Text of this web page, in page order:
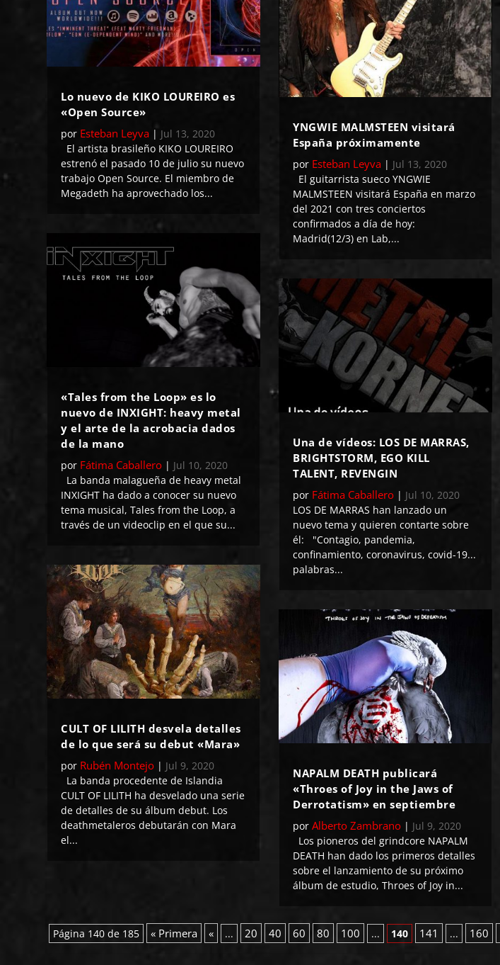
Lo nuevo de KIKO LOUREIRO es
«Open Source»
por Esteban Leyva | Jul 13, 2020
El artista brasileño KIKO LOUREIRO
estrenó el pasado 10 de julio su nuevo
trabajo Open Source. El miembro de
Megadeth ha aprovechado los...
«Tales from the Loop» es lo
nuevo de INXIGHT: heavy metal
y el arte de la acrobacia dados
de la mano
por Fátima Caballero | Jul 10, 2020
La banda malagueña de heavy metal
INXIGHT ha dado a conocer su nuevo
tema musical, Tales from the Loop, a
través de un videoclip en el que su...
CULT OF LILITH desvela detalles
de lo que será su debut «Mara»
por Rubén Montejo | Jul 9, 2020
La banda procedente de Islandia
CULT OF LILITH ha desvelado una serie
de detalles de su álbum debut. Los
deathmetaleros debutarán con Mara
el...
YNGWIE MALMSTEEN visitará
España próximamente
por Esteban Leyva | Jul 13, 2020
El guitarrista sueco YNGWIE
MALMSTEEN visitará España en marzo
del 2021 con tres conciertos
confirmados a día de hoy:
Madrid(12/3) en Lab,...
Una de vídeos: LOS DE MARRAS,
BRIGHTSTORM, EGO KILL
TALENT, REVENGIN
por Fátima Caballero | Jul 10, 2020
LOS DE MARRAS han lanzado un
nuevo tema y quieren contarte sobre
él: "Contagio, pandemia,
confinamiento, coronavirus, covid-19...
palabras...
NAPALM DEATH publicará
«Throes of Joy in the Jaws of
Derrotatism» en septiembre
porAlberto Zambrano | Jul 9, 2020
Los pioneros del grindcore NAPALM
DEATH han dado los primeros detalles
sobre el lanzamiento de su próximo
álbum de estudio, Throes of Joy in...
Página 140 de 185 « Primera « ... 20 40 60 80 100 ... 140 141 ... 160